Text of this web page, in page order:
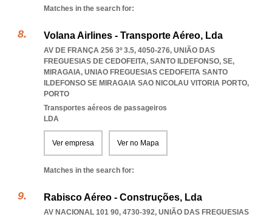
Matches in the search for:
Volana Airlines - Transporte Aéreo, Lda
AV DE FRANÇA 256 3º 3.5, 4050-276, UNIÃO DAS
FREGUESIAS DE CEDOFEITA, SANTO ILDEFONSO, SE,
MIRAGAIA, UNIAO FREGUESIAS CEDOFEITA SANTO
ILDEFONSO SE MIRAGAIA SAO NICOLAU VITORIA PORTO,
PORTO
Transportes aéreos de passageiros
LDA
Ver empresa Ver no Mapa
Matches in the search for:
Rabisco Aéreo - Construções, Lda
AV NACIONAL 101 90, 4730-392, UNIÃO DAS FREGUESIAS